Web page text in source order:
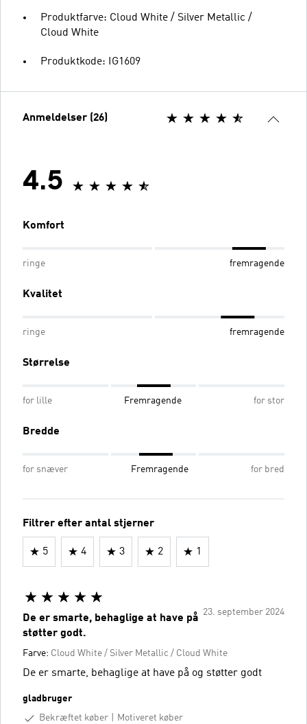
Produktfarve: Cloud White / Silver Metallic /
Cloud White
Produktkode: IG1609
Anmeldelser (26)
4.5
Komfort
ringe fremragende
Kvalitet
ringe fremragende
Størrelse
for lille Fremragende for stor
Bredde
for snæver Fremragende for bred
Filtrer efter antal stjerner
5 4 3 2 1
23. september 2024
De er smarte, behaglige at have på
støtter godt.
Farve: Cloud White / Silver Metallic / Cloud White
De er smarte, behaglige at have på og støtter godt
gladbruger
Bekræftet køber
Motiveret køber